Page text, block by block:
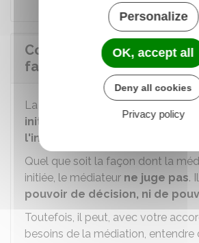
Comment se déroule la
familiale ?
La médiation familiale peut se faire
initiative
(médiation
l'initiative d'un juge
Quel que soit la façon dont la
initiée, le médiateur ne juge pas.
pouvoir de décision, ni de
Toutefois, il peut, avec votre
besoins de la médiation, entendre
Personalize
OK, accept all
Deny all cookies
Privacy policy